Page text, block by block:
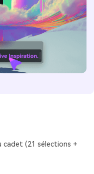
cadet (21 sélections +